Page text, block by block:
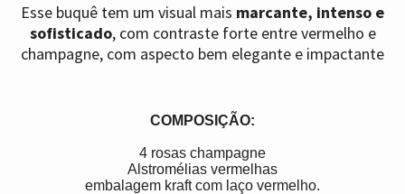
Esse buquê tem um visual mais marcante, intenso e
sofisticado, com contraste forte entre vermelho e
champagne, com aspecto bem elegante e impactante
COMPOSIÇÃO:
4 rosas champagne
Alstromélias vermelhas
embalagem kraft com laço vermelho.